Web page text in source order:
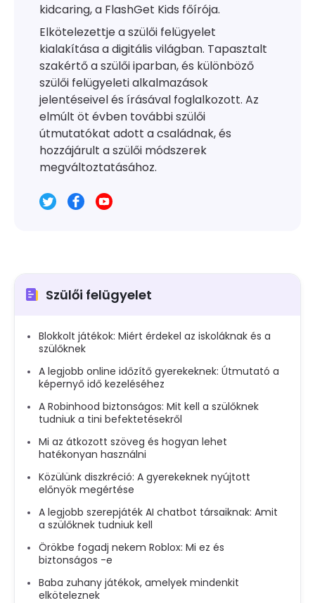
kidcaring, a FlashGet Kids főírója.
Elkötelezettje a szülői felügyelet
kialakítása a digitális világban. Tapasztalt
szakértő a szülői iparban, és különböző
szülői felügyeleti alkalmazások
jelentéseivel és írásával foglalkozott. Az
elmúlt öt évben további szülői
útmutatókat adott a családnak, és
hozzájárult a szülői módszerek
megváltoztatásához.
Szülői felügyelet
Blokkolt játékok: Miért érdekel az iskoláknak és a
szülőknek
A legjobb online időzítő gyerekeknek: Útmutató a
képernyő idő kezeléséhez
A Robinhood biztonságos: Mit kell a szülőknek
tudniuk a tini befektetésekről
Mi az átkozott szöveg és hogyan lehet
hatékonyan használni
Közülünk diszkréció: A gyerekeknek nyújtott
előnyök megértése
A legjobb szerepjáték AI chatbot társaiknak: Amit
a szülőknek tudniuk kell
Örökbe fogadj nekem Roblox: Mi ez és
biztonságos -e
Baba zuhany játékok, amelyek mindenkit
elköteleznek